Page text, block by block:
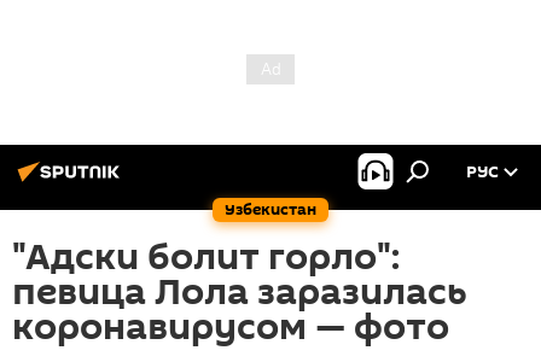
Узбекистан
РУС
"Адски болит горло":
певица Лола заразилась
коронавирусом — фото